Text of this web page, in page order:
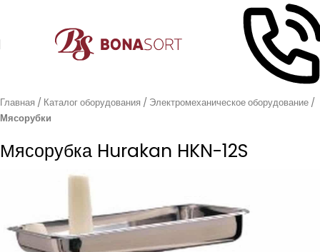
Главная Каталог оборудования
Электромеханическое оборудование
Мясорубки
Мясорубка Hurakan HKN-12S